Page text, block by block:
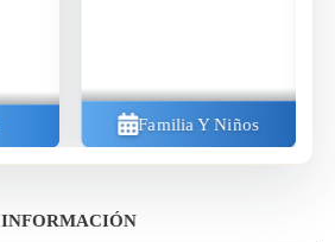
Familia Y Niños
INFORMACIÓN